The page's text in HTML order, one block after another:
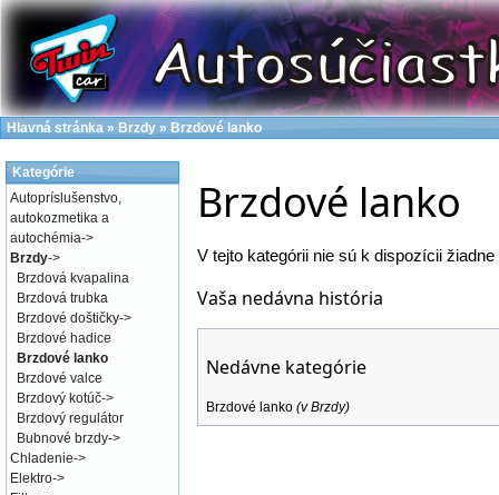
Brzdové lanko
V tejto kategórii nie sú k dispozícii žiadne
Vaša nedávna história
Nedávne kategórie
Brzdové lanko (vBrzdy)
Kategórie
Autopríslušenstvo,
autokozmetika a
autochémia->
Brzdy->
Brzdová kvapalina
Brzdová trubka
Brzdové doštičky->
Brzdové hadice
Brzdové lanko
Brzdové valce
Brzdový kotúč->
Brzdový regulátor
Bubnové brzdy->
Chladenie->
Elektro->
Hlavná stránka » Brzdy » Brzdové lanko